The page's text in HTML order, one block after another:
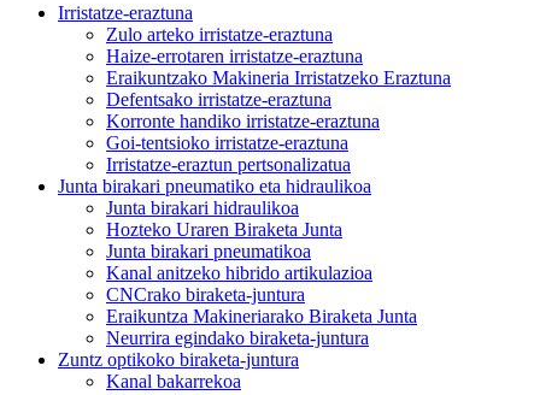
Irristatze-eraztuna
Zulo arteko irristatze-eraztuna
Haize-errotaren irristatze-eraztuna
Eraikuntzako Makineria Irristatzeko Eraztuna
Defentsako irristatze-eraztuna
Korronte handiko irristatze-eraztuna
Goi-tentsioko irristatze-eraztuna
Irristatze-eraztun pertsonalizatua
Junta birakari pneumatiko eta hidraulikoa
Junta birakari hidraulikoa
Hozteko Uraren Biraketa Junta
Junta birakari pneumatikoa
Kanal anitzeko hibrido artikulazioa
CNCrako biraketa-juntura
Eraikuntza Makineriarako Biraketa Junta
Neurrira egindako biraketa-juntura
Zuntz optikoko biraketa-juntura
Kanal bakarrekoa